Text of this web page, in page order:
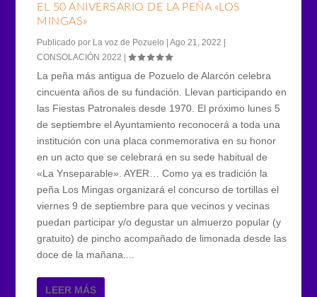
EL 50 ANIVERSARIO DE LA PEÑA «LOS
MINGAS»
Publicado por La voz de Pozuelo |Ago 21, 2022 |
CONSOLACIÓN 2022 |
La peña más antigua de Pozuelo de Alarcón celebra
cincuenta años de su fundación. Llevan participando en
las Fiestas Patronales desde 1970. El próximo lunes 5
de septiembre el Ayuntamiento reconocerá a toda una
institución con una placa conmemorativa en su honor
en un acto que se celebrará en su sede habitual de
«La Ynseparable». AYER… Como ya es tradición la
peña Los Mingas organizará el concurso de tortillas el
viernes 9 de septiembre para que vecinos y vecinas
puedan participar y/o degustar un almuerzo popular (y
gratuito) de pincho acompañado de limonada desde las
doce de la mañana....
LEER MÁS